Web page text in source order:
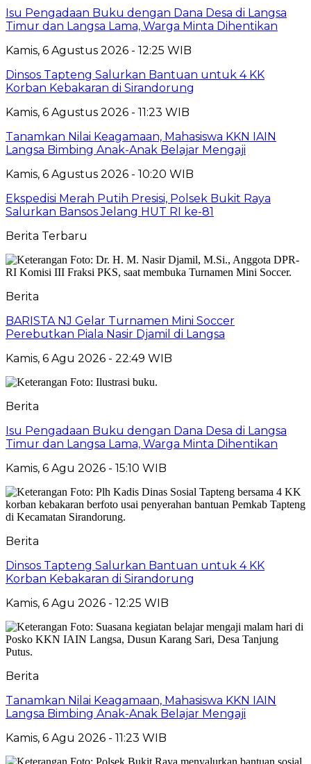
Isu Pengadaan Buku dengan Dana Desa di Langsa
Timur dan Langsa Lama, Warga Minta Dihentikan
Kamis, 6 Agustus 2026 - 12:25 WIB
Dinsos Tapteng Salurkan Bantuan untuk 4 KK
Korban Kebakaran di Sirandorung
Kamis, 6 Agustus 2026 - 11:23 WIB
Tanamkan Nilai Keagamaan, Mahasiswa KKN IAIN
Langsa Bimbing Anak-Anak Belajar Mengaji
Kamis, 6 Agustus 2026 - 10:20 WIB
Ekspedisi Merah Putih Presisi, Polsek Bukit Raya
Salurkan Bansos Jelang HUT RI ke-81
Berita Terbaru
Berita
BARISTA NJ Gelar Turnamen Mini Soccer
Perebutkan Piala Nasir Djamil di Langsa
Kamis, 6 Agu 2026 - 22:49 WIB
Berita
Isu Pengadaan Buku dengan Dana Desa di Langsa
Timur dan Langsa Lama, Warga Minta Dihentikan
Kamis, 6 Agu 2026 - 15:10 WIB
Berita
Dinsos Tapteng Salurkan Bantuan untuk 4 KK
Korban Kebakaran di Sirandorung
Kamis, 6 Agu 2026 - 12:25 WIB
Berita
Tanamkan Nilai Keagamaan, Mahasiswa KKN IAIN
Langsa Bimbing Anak-Anak Belajar Mengaji
Kamis, 6 Agu 2026 - 11:23 WIB